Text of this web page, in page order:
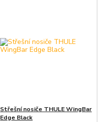
Střešní nosiče THULE WingBar
Edge Black